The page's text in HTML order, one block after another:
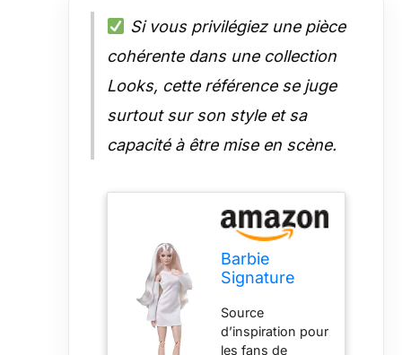
Si vous privilégiez une pièce
cohérente dans une collection
Looks, cette référence se juge
surtout sur son style et sa
capacité à être mise en scène.
Barbie
Signature
Collection
articulée
Source
d’inspiration pour
les fans de